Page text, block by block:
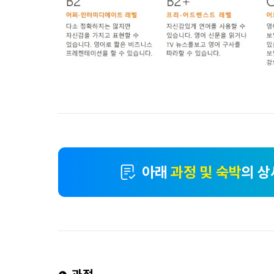
아래과정 및 숙박의